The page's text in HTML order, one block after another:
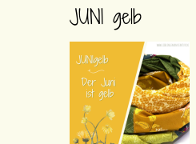
JUNI gelb